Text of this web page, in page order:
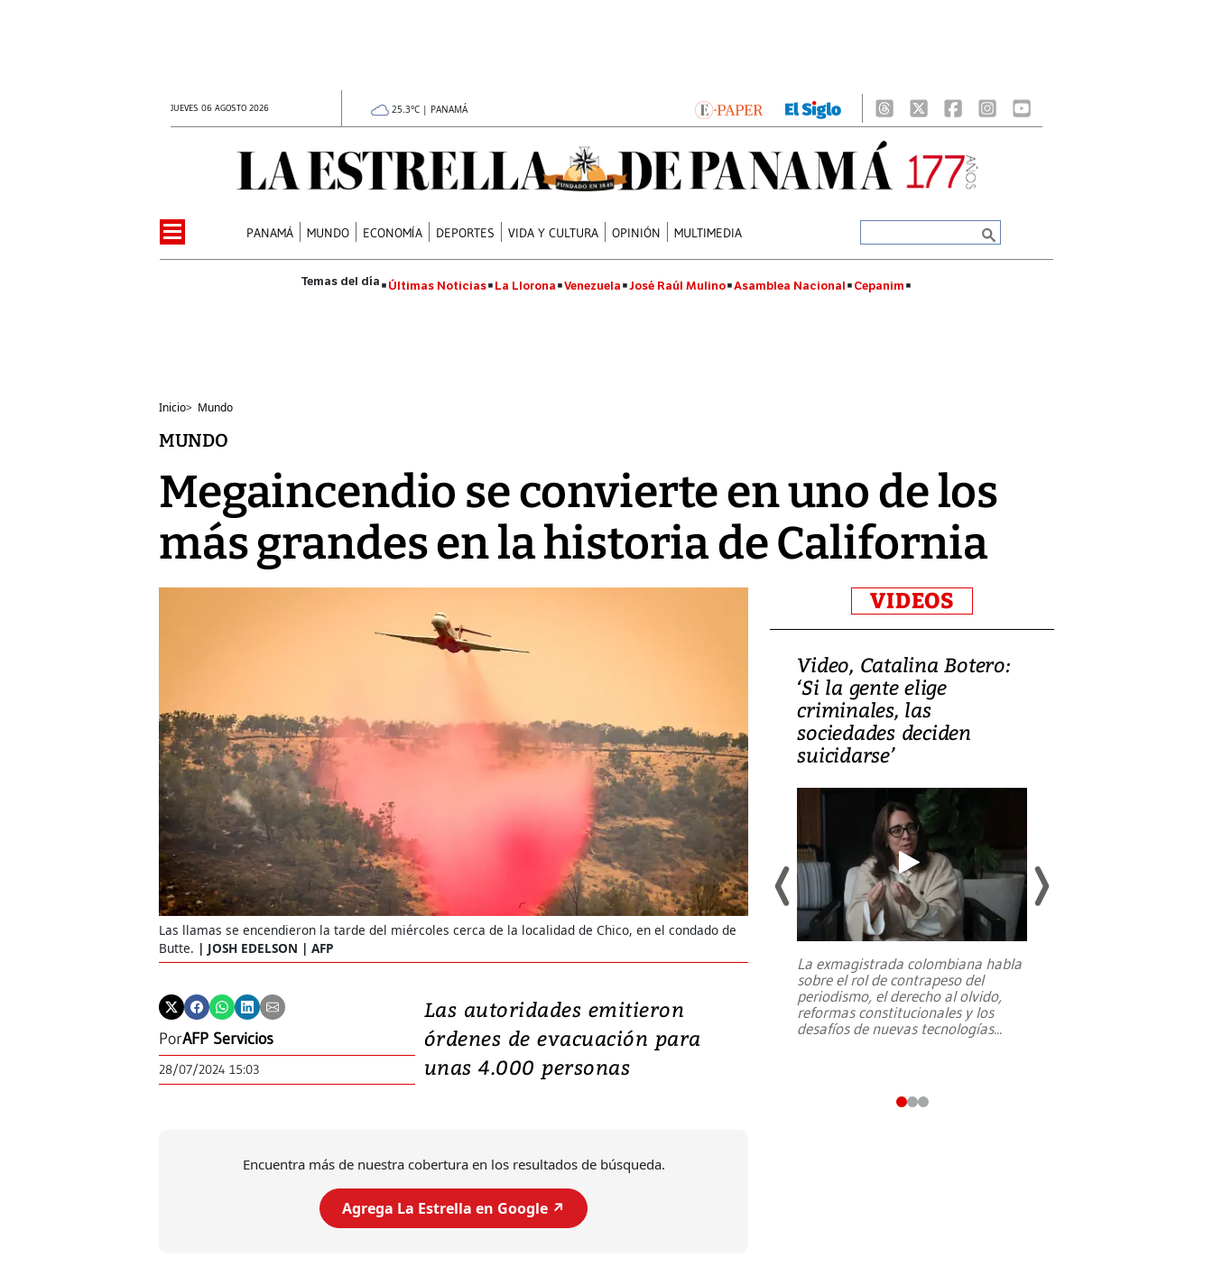
JUEVES 06 AGOSTO 2026 25.3°C | PANAMÁ
PANAMÁ MUNDO ECONOMÍA DEPORTES VIDA Y CULTURA OPINIÓN MULTIMEDIA
Últimas Noticias La Llorona Venezuela José Raúl Mulino Asamblea Nacional Cepanim
Inicio> Mundo
MUNDO
Megaincendio se convierte en uno de los
más grandes en la historia de California
Las llamas se encendieron la tarde del miércoles cerca de la localidad de Chico, en el condado de
Butte.
JOSH EDELSON | AFP
PorAFP Servicios
28/07/2024 15:03
Las autoridades emitieron
órdenes de evacuación para
unas 4.000 personas
Encuentra más de nuestra cobertura en los resultados de búsqueda.
Agrega La Estrella en Google ↗️
VIDEOS
Un fuerte terremoto de magnitud
7,1 se registró este martes 28 de
al sur de Japón, provocando una
Video, Catalina Botero:
‘Si la gente elige
criminales, las
sociedades deciden
suicidarse’
La exmagistrada colombiana habla
sobre el rol de contrapeso del
periodismo, el derecho al olvido,
reformas constitucionales y los
desafíos de nuevas tecnologías...